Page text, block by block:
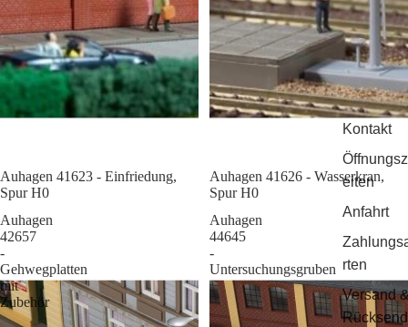
Kontakt
Öffnungsz
eiten
Anfahrt
rten
Versand
Rücksend
Auhagen 41623 - Einfriedung,
Spur H0
Sale
Auhagen 41626 - Wasserkran,
Spur H0
Auhagen
42657
-
Gehwegplatten
mit
Zubehör
Auhagen
44645
-
Untersuchungsgruben